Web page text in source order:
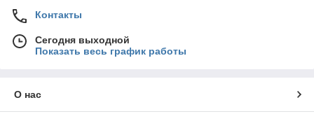
Контакты
Сегодня выходной
Показать весь график работы
О нас